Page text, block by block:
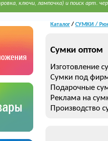
ключи, лампочка) и поиск арт.
Каталог/ СУМКИ /
Cумки оптом
Изготовление
Сумки под
Подарочные
Реклама на
Производство